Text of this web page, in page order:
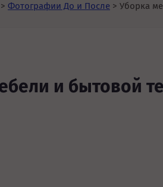
> Фотографии До и После > Уборка
и бытовой